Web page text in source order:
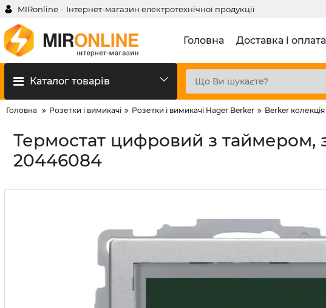
MIRonline - Інтернет-магазин електротехнічної продукції
Головна Доставка і оплата
Каталог товарів
Головна Розетки і вимикачі Розетки і вимикачі Hager Berker Berker колекція
Термостат цифровий з таймером,
20446084